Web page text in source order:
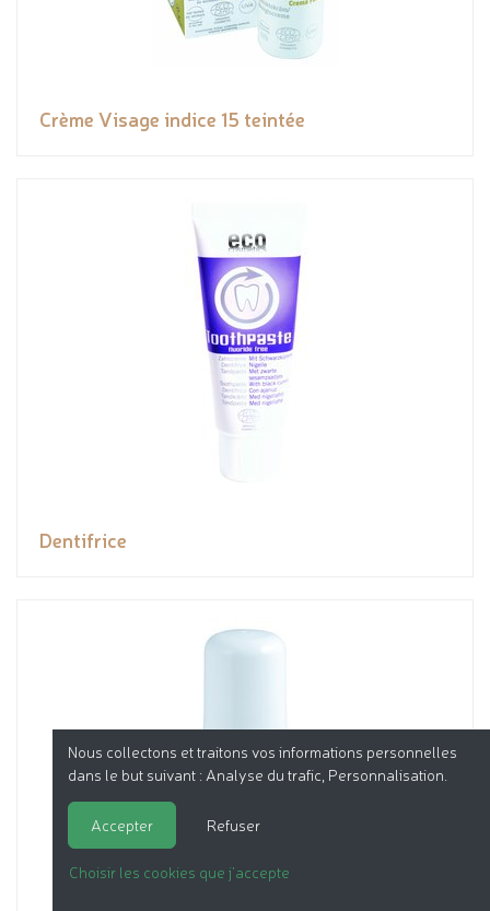
Crème Visage indice 15 teintée
Dentifrice
Nous collectons et traitons vos informations personnelles
dans le but suivant : Analyse du trafic, Personnalisation
Accepter Refuser
Choisir les cookies que j'accepte